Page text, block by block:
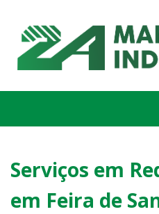
Serviços em
em Feira de